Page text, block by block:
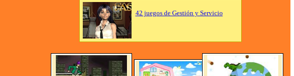
42 juegos de Gestión y Servicio